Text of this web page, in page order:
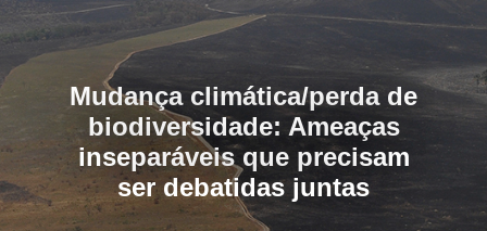
Mudança climática/perda de
biodiversidade: Ameaças
inseparáveis que precisam
ser debatidas juntas